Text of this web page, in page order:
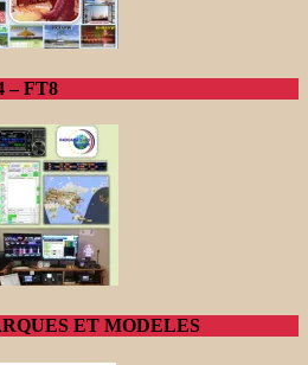
– FT8
ET MODELES